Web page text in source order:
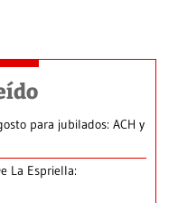
para jubilados: ACH y
La Espriella: